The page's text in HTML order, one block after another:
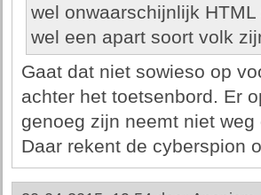
wel onwaarschijnlijk
wel een apart soort volk
Gaat dat niet sowieso op
achter het toetsenbord. Er
genoeg zijn neemt niet
Daar rekent de cyberspion